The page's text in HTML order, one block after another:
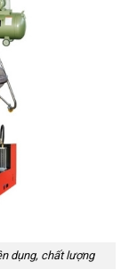
dụng, chất lượng